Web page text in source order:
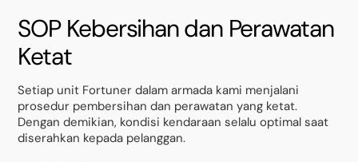
SOP Kebersihan dan Perawatan
Ketat
Setiap unit Fortuner dalam armada kami menjalani
prosedur pembersihan dan perawatan yang ketat.
Dengan demikian, kondisi kendaraan selalu optimal saat
diserahkan kepada pelanggan.